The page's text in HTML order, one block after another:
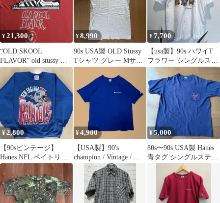
¥21,300
“OLD SKOOL
FLAVOR” old stussy プ
リント Tシャツ
¥8,990
90s USA製 OLD Stussy
Tシャツ グレー Mサイ
ズ
¥7,700
【usa製】90s ハワイT
フラワー シングルステ
ッチ ビンテージTシャ
ツ
¥2,800
【90sビンテージ】
Hanes NFL ペイトリオ
ッツ スウェット ブルー
L
¥4,900
【USA製】90's
champion / Vintage / 青
¥5,000
80s〜90s USA製 Hanes
青タグ シングルステッ
チ ビンテージ